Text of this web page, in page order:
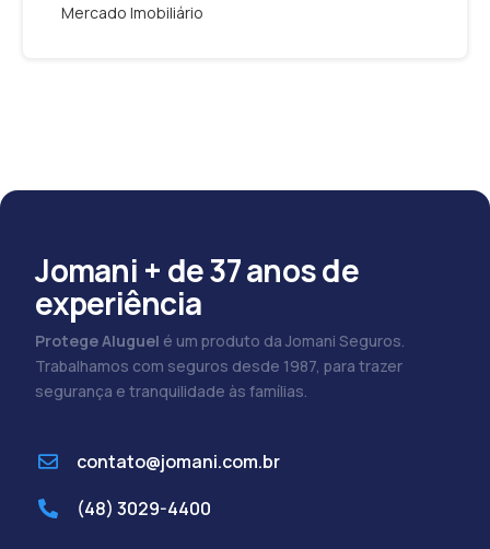
Mercado Imobiliário
Jomani + de 37 anos de
experiência
Protege Aluguel é um produto da Jomani Seguros.
Trabalhamos com seguros desde 1987, para trazer
segurança e tranquilidade às famílias.
contato@jomani.com.br
(48) 3029-4400